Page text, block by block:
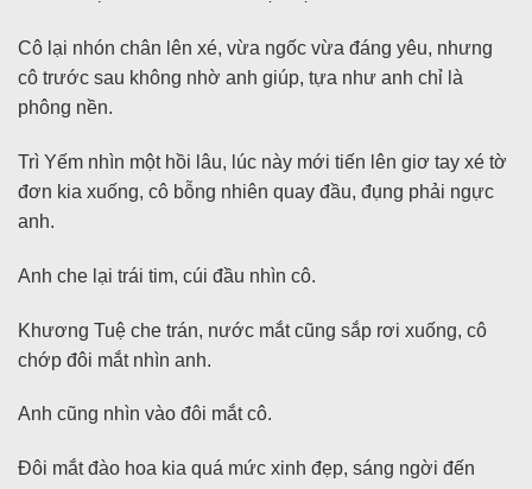
Cô lại nhón chân lên xé, vừa ngốc vừa đáng yêu, nhưng
cô trước sau không nhờ anh giúp, tựa như anh chỉ là
phông nền.
Trì Yếm nhìn một hồi lâu, lúc này mới tiến lên giơ tay xé tờ
đơn kia xuống, cô bỗng nhiên quay đầu, đụng phải ngực
anh.
Anh che lại trái tim, cúi đầu nhìn cô.
Khương Tuệ che trán, nước mắt cũng sắp rơi xuống, cô
chớp đôi mắt nhìn anh.
Anh cũng nhìn vào đôi mắt cô.
Đôi mắt đào hoa kia quá mức xinh đẹp, sáng ngời đến